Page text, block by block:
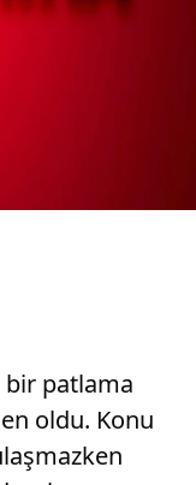
bir patlama
oldu. Konu